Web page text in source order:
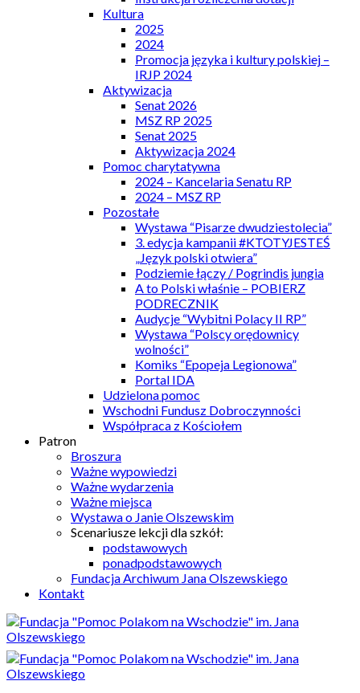
Kultura
2025
2024
Promocja języka i kultury polskiej –
IRJP 2024
Aktywizacja
Senat 2026
MSZ RP 2025
Senat 2025
Aktywizacja 2024
Pomoc charytatywna
2024 – Kancelaria Senatu RP
2024 – MSZ RP
Pozostałe
Wystawa “Pisarze dwudziestolecia”
3. edycja kampanii #KTOTYJESTEŚ
„Język polski otwiera”
Podziemie łączy / Pogrindis jungia
A to Polski właśnie – POBIERZ
PODRECZNIK
Audycje “Wybitni Polacy II RP”
Wystawa “Polscy orędownicy
wolności”
Komiks “Epopeja Legionowa”
Portal IDA
Udzielona pomoc
Wschodni Fundusz Dobroczynności
Współpraca z Kościołem
Patron
Broszura
Ważne wypowiedzi
Ważne wydarzenia
Ważne miejsca
Wystawa o Janie Olszewskim
Scenariusze lekcji dla szkół:
podstawowych
ponadpodstawowych
Fundacja Archiwum Jana Olszewskiego
Kontakt